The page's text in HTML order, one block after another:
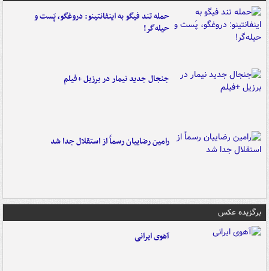
حمله تند فیگو به اینفانتینو: دروغگو، پَست‌ و
حیله‌گر!
جنجال جدید نیمار در برزیل +فیلم
رامین رضاییان رسماً از استقلال جدا شد
برگزیده عکس
آهوی ایرانی